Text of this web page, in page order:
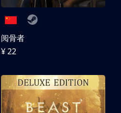
阅骨者
¥ 22